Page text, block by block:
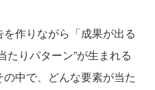
作りながら「成果が出る
たりパターン”が生まれる
中で、どんな要素が当た